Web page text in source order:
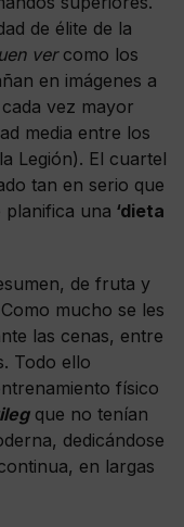
de élite de la
vercomo los
en imágenes a
vez mayor
media entre los
Legión). El cuartel
tan en serio que
planifica una ‘dieta
de fruta y
mucho se les
las cenas, entre
Todo ello
físico
que no tenían
dedicándose
en largas